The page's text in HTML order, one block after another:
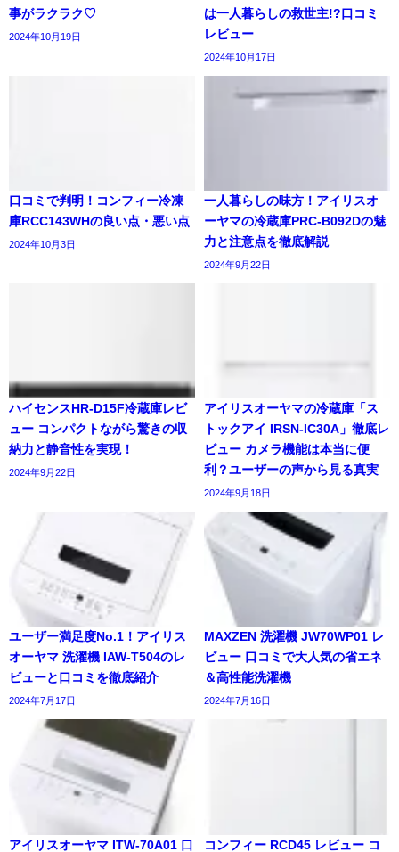
事がラクラク♡
2024年10月19日
は一人暮らしの救世主!?口コミ
レビュー
2024年10月17日
口コミで判明！コンフィー冷凍
庫RCC143WHの良い点・悪い点
2024年10月3日
一人暮らしの味方！アイリスオ
ーヤマの冷蔵庫PRC-B092Dの魅
力と注意点を徹底解説
2024年9月22日
ハイセンスHR-D15F冷蔵庫レビ
ュー コンパクトながら驚きの収
納力と静音性を実現！
2024年9月22日
アイリスオーヤマの冷蔵庫「ス
トックアイ IRSN-IC30A」徹底レ
ビュー カメラ機能は本当に便
利？ユーザーの声から見る真実
2024年9月18日
ユーザー満足度No.1！アイリス
オーヤマ 洗濯機 IAW-T504のレ
ビューと口コミを徹底紹介
2024年7月17日
MAXZEN 洗濯機 JW70WP01 レ
ビュー 口コミで大人気の省エネ
＆高性能洗濯機
2024年7月16日
アイリスオーヤマ ITW-70A01 口 コンフィー RCD45 レビュー コ